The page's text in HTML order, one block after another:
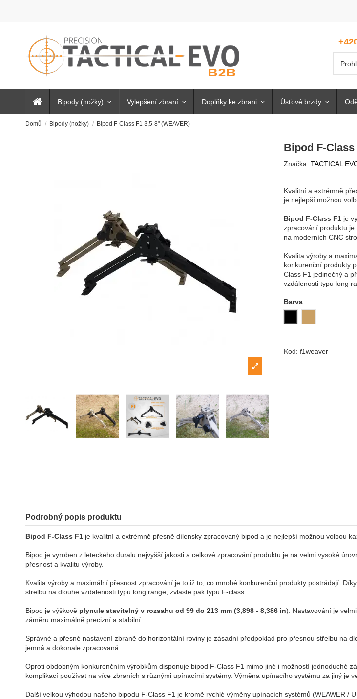
Bipody (nožky) Vylepšení zbraní Doplňky ke zbrani Úsťové brzdy
Domů Bipody (nožky) Bipod F-Class F1 3,5-8" (WEAVER)
Bipod F-Class
Značka: TACTICAL
Kvalitní a extrémně
je nejlepší možnou
Bipod F-Class F1 je
zpracování produktu je
na moderních CNC
Kvalita výroby a
konkurenční produkty
Class F1 jedinečný a
vzdálenosti typu long
Barva
Kod: f1weaver
Podrobný popis produktu
Bipod F-Class F1 je kvalitní a extrémně přesně dílensky zpracovaný bipod a je nejlepší možnou volbou
Bipod je vyroben z leteckého duralu nejvyšší jakosti a celkové zpracování produktu je na velmi vysoké
přesnost a kvalitu výroby.
Kvalita výroby a maximální přesnost zpracování je totiž to, co mnohé konkurenční produkty postrádají.
střelbu na dlouhé vzdálenosti typu long range, zvláště pak typu F-class.
Bipod je výškově plynule stavitelný v rozsahu od 99 do 213 mm (3,898 - 8,386 in). Nastavování je
záměru maximálně precizní a stabilní.
Správné a přesné nastavení zbraně do horizontální roviny je zásadní předpoklad pro přesnou střelbu na
jemná a dokonale zpracovaná.
Oproti obdobným konkurenčním výrobkům disponuje bipod F-Class F1 mimo jiné i možností jednoduché
komplikací používat na více zbraních s různými upínacími systémy. Výměna upínacího systému za jiný je
Další velkou výhodou našeho bipodu F-Class F1 je kromě rychlé výměny upínacích systémů (WEAWER /